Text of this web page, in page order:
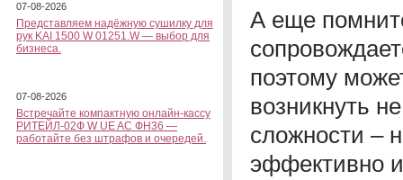
07-08-2026
Представляем надёжную сушилку для
рук KAI 1500 W 01251.W — выбор для
бизнеса.
07-08-2026
Встречайте компактную онлайн-кассу
РИТЕЙЛ-02Ф W UE AC ФН36 —
работайте без штрафов и очередей.
А еще
поэтому
возникнуть
сложности –
эффективно